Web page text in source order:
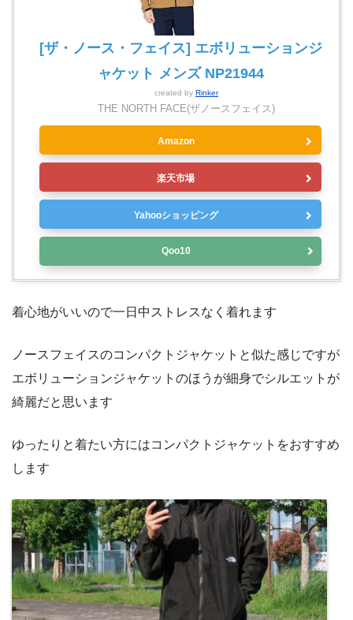
[ザ・ノース・フェイス] エボリューションジ
ャケット メンズ NP21944
created by Rinker
THE NORTH FACE(ザノースフェイス)
Amazon
楽天市場
Yahooショッピング
Qoo10
着心地がいいので一日中ストレスなく着れます
ノースフェイスのコンパクトジャケットと似た感じですが
エボリューションジャケットのほうが細身でシルエットが
綺麗だと思います
ゆったりと着たい方にはコンパクトジャケットをおすすめ
します